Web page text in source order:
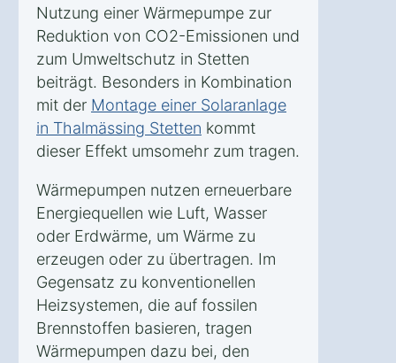
Nutzung einer Wärmepumpe zur
Reduktion von CO2-Emissionen und
zum Umweltschutz in Stetten
beiträgt. Besonders in Kombination
mit der Montage einer Solaranlage
in Thalmässing Stetten kommt
dieser Effekt umsomehr zum tragen.
Wärmepumpen nutzen erneuerbare
Energiequellen wie Luft, Wasser
oder Erdwärme, um Wärme zu
erzeugen oder zu übertragen. Im
Gegensatz zu konventionellen
Heizsystemen, die auf fossilen
Brennstoffen basieren, tragen
Wärmepumpen dazu bei, den